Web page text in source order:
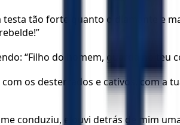
testa tão forte quanto o diamante e
“Filho do homem, guarda no
com os desterrados e cativos, com a
me conduziu, e ouvi detrás de mim